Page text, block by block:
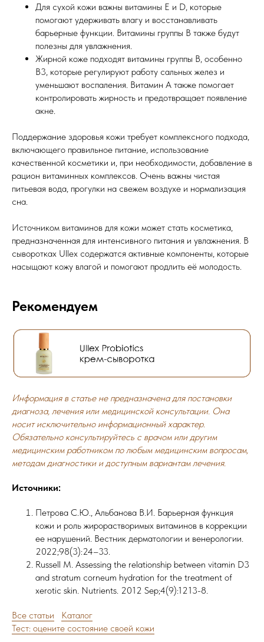
Для сухой кожи важны витамины E и D, которые
помогают удерживать влагу и восстанавливать
барьерные функции. Витамины группы B также будут
полезны для увлажнения.
Жирной коже подходят витамины группы B, особенно
B3, которые регулируют работу сальных желез и
уменьшают воспаления. Витамин A также помогает
контролировать жирность и предотвращает появление
акне.
Поддержание здоровья кожи требует комплексного подхода,
включающего правильное питание, использование
качественной косметики и, при необходимости, добавление в
рацион витаминных комплексов. Очень важны чистая
питьевая вода, прогулки на свежем воздухе и нормализация
сна.
Источником витаминов для кожи может стать косметика,
предназначенная для интенсивного питания и увлажнения. В
сыворотках Ullex содержатся активные компоненты, которые
насыщают кожу влагой и помогают продлить её молодость.
Рекомендуем
Информация в статье не предназначена для постановки
диагноза, лечения или медицинской консультации. Она
носит исключительно информационный характер.
Обязательно консультируйтесь с врачом или другим
медицинским работником по любым медицинским вопросам,
методам диагностики и доступным вариантам лечения.
Источники:
Петрова C.Ю., Альбанова В.И. Барьерная функция
кожи и роль жирорастворимых витаминов в коррекции
ее нарушений. Вестник дерматологии и венерологии.
2022;98(3):24–33.
Russell M. Assessing the relationship between vitamin D3
and stratum corneum hydration for the treatment of
xerotic skin. Nutrients. 2012 Sep;4(9):1213-8.
Все статьи
Каталог
Тест: оцените состояние своей кожи